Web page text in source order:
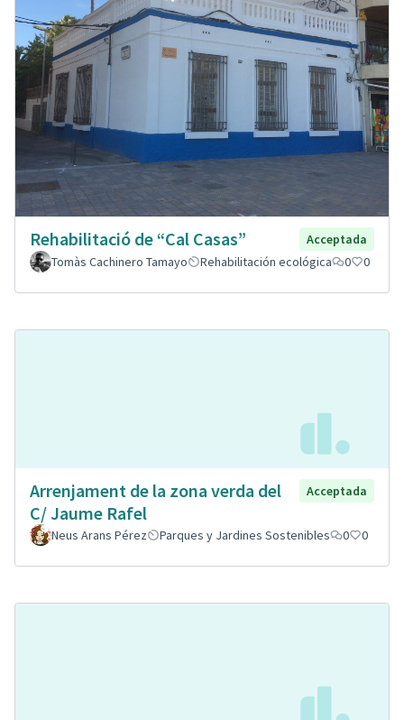
Rehabilitació de “Cal Casas”
Acceptada
Tomàs Cachinero Tamayo
Rehabilitación ecológica 0 0
Arrenjament de la zona verda del
C/ Jaume Rafel
Acceptada
Neus Arans Pérez Parques y Jardines Sostenibles 0 0